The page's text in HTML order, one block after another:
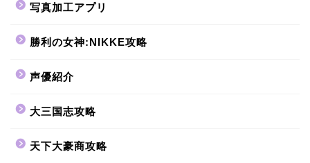
写真加工アプリ
勝利の女神:NIKKE攻略
声優紹介
大三国志攻略
天下大豪商攻略